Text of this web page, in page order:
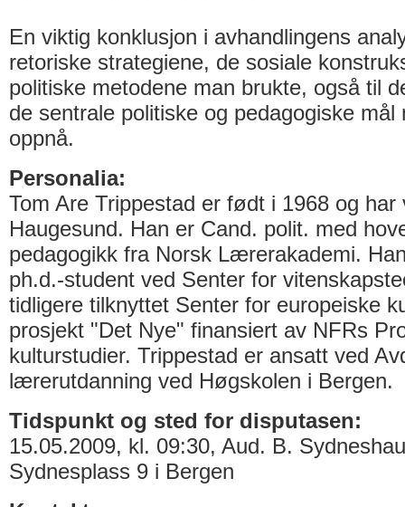
En viktig konklusjon i avhandlingens
retoriske strategiene, de sosiale
politiske metodene man brukte, også til
de sentrale politiske og pedagogiske mål
oppnå.
Personalia:
Tom Are Trippestad er født i 1968 og har
Haugesund. Han er Cand. polit. med
pedagogikk fra Norsk Lærerakademi.
ph.d.-student ved Senter for
tidligere tilknyttet Senter for europeiske
prosjekt "Det Nye" finansiert av NFRs
kulturstudier. Trippestad er ansatt ved
lærerutdanning ved Høgskolen i Bergen.
Tidspunkt og sted for disputasen:
15.05.2009, kl. 09:30, Aud. B.
Sydnesplass 9 i Bergen